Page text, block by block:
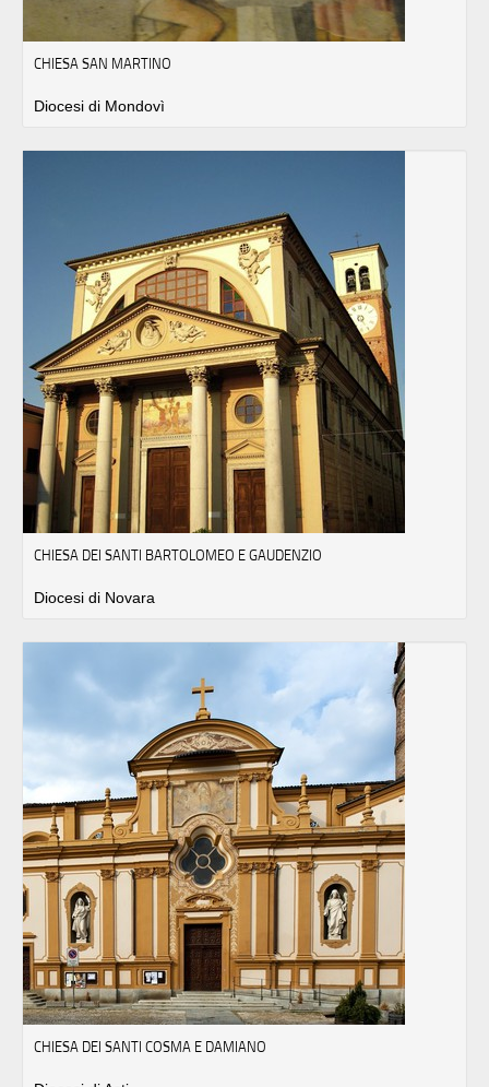
CHIESA SAN MARTINO
Diocesi di Mondovì
CHIESA DEI SANTI BARTOLOMEO E GAUDENZIO
Diocesi di Novara
CHIESA DEI SANTI COSMA E DAMIANO